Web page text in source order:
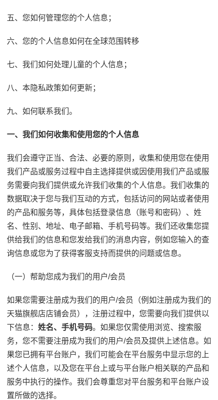
五、您如何管理您的个人信息；
六、您的个人信息如何在全球范围转移
七、我们如何处理儿童的个人信息；
八、本隐私政策如何更新；
九、如何联系我们。
一、我们如何收集和使用您的个人信息
我们会遵守正当、合法、必要的原则，收集和使用您在使用
我们产品或服务过程中自主选择提供或因使用我们产品或服
务需要向我们提供或允许我们收集的个人信息。我们收集的
数据取决于您与我们互动的方式，包括访问的网站或者使用
的产品和服务等，具体包括登录信息（账号和密码）、姓
名、性别、地址、电子邮箱、手机号码等。我们还收集您提
供给我们的信息和您发给我们的消息内容，例如您输入的查
询信息或您为了获得客服支持而提供的问题或信息。
（一）帮助您成为我们的用户/会员
如果您需要注册成为我们的用户/会员（例如注册成为我们的
天猫旗舰店店铺会员），注册过程中，您需要向我们提供以
下信息： 姓名、手机号码。如果您仅需使用浏览、搜索服
务，您不需要注册成为我们的用户/会员及提供上述信息。如
果您已拥有平台账户，我们可能会在平台服务中显示您的上
述个人信息，以及您在平台上或与平台账户相关联的产品和
服务中执行的操作。我们会尊重您对平台服务和平台账户设
置所做的选择。